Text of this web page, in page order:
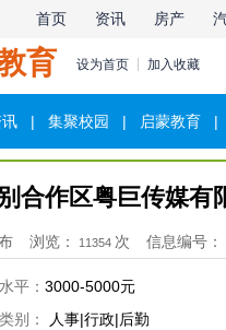
首页 资讯 房产
育 设为首页 加入收藏
| 集聚校园 | 启蒙教育 |
合作区粤巨传媒有
浏览： 11354 次 信息编号：
平： 3000-5000元
别：
人事|行政|后勤